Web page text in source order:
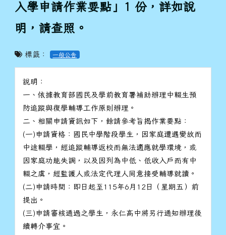
入學申請作業要點」1 份，詳如說
明，請查照。
標籤： 一般公告
說明：
一、依據教育部國民及學前教育署補助辦理中輟生預
防追蹤與復學輔導工作原則辦理。
二、相關申請資訊如下，餘請參考旨揭作業要點：
(一)申請資格：國民中學階段學生，因家庭遭遇變故而
中途輟學，經追蹤輔導返校而無法適應就學環境，或
因家庭功能失調，以及因列為中低、低收入戶而有中
輟之虞，經監護人或法定代理人同意接受輔導就讀。
(二)申請時間：即日起至115年6月12日（星期五）前
提出。
(三)申請審核通過之學生，永仁高中將另行通知辦理後
續轉介事宜。